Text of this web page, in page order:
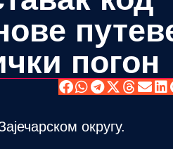
погон
округу.